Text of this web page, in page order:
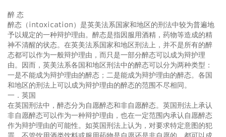
醉 态
醉态（intoxication）是英美法系国家和地区的刑法中较为普遍地
予以规定的一种辩护理由。醉态是指因服用酒精，药物等造成的精
神不清醒的状态。在英美法系国家和地区刑法上，并不是所有的醉
态都可以作为一般辩护理由，而只是一部分醉态可以成为辩护理
由。因而，英美法系各国和地区刑法中的醉态可以分为两种类型：
一是不能成为辩护理由的醉态；二是能成为辩护理由的醉态。各国
和地区的刑法上可以成为辩护理由的醉态的范围不尽相同。
一．英国
在英国刑法中，醉态分为自愿醉态和非自愿醉态。英国刑法上承认
非自愿醉态可以作为一种辩护理由，也在一定范围内承认自愿醉态
作为辩护理由的可能性。如英国刑法上认为，对要求特定意图的犯